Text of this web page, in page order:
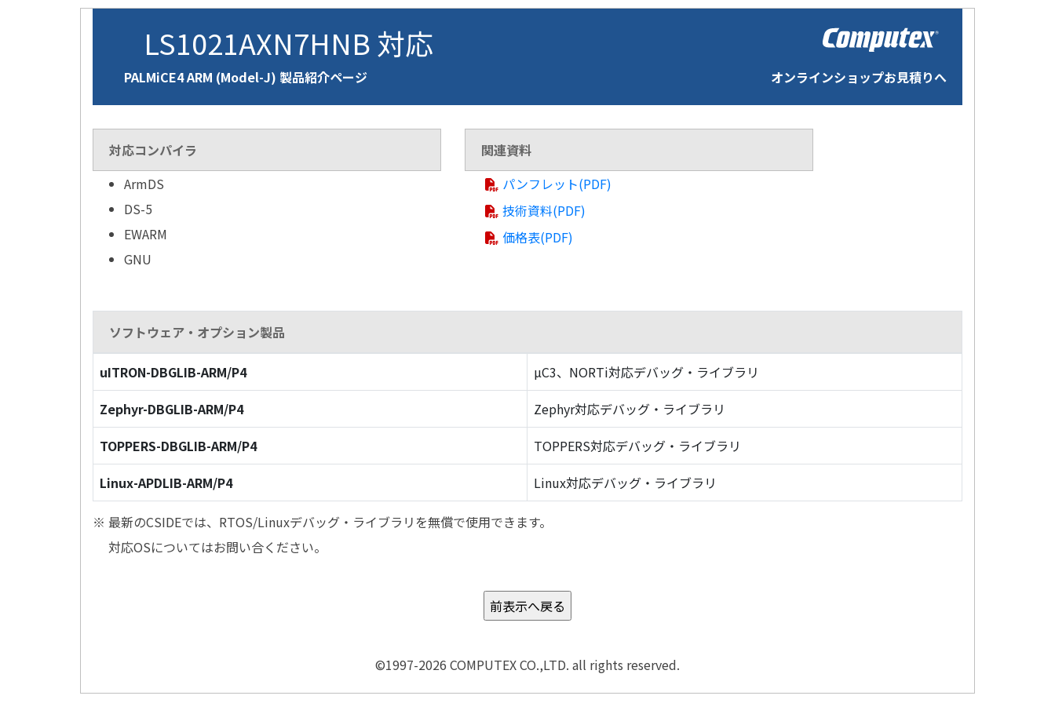
LS1021AXN7HNB 対応
PALMiCE4 ARM (Model-J) 製品紹介ページ オンラインショップお見積りへ
対応コンパイラ
ArmDS
DS-5
EWARM
GNU
関連資料
パンフレット(PDF)
技術資料(PDF)
価格表(PDF)
ソフトウェア・オプション製品
uITRON-DBGLIB-ARM/P4
µC3、NORTi対応デバッグ・ライブラリ
Zephyr-DBGLIB-ARM/P4
Zephyr対応デバッグ・ライブラリ
TOPPERS-DBGLIB-ARM/P4
TOPPERS対応デバッグ・ライブラリ
Linux-APDLIB-ARM/P4
Linux対応デバッグ・ライブラリ
※ 最新のCSIDEでは、RTOS/Linuxデバッグ・ライブラリを無償で使用できます。
対応OSについてはお問い合ください。
©1997-2026 COMPUTEX CO.,LTD. all rights reserved.